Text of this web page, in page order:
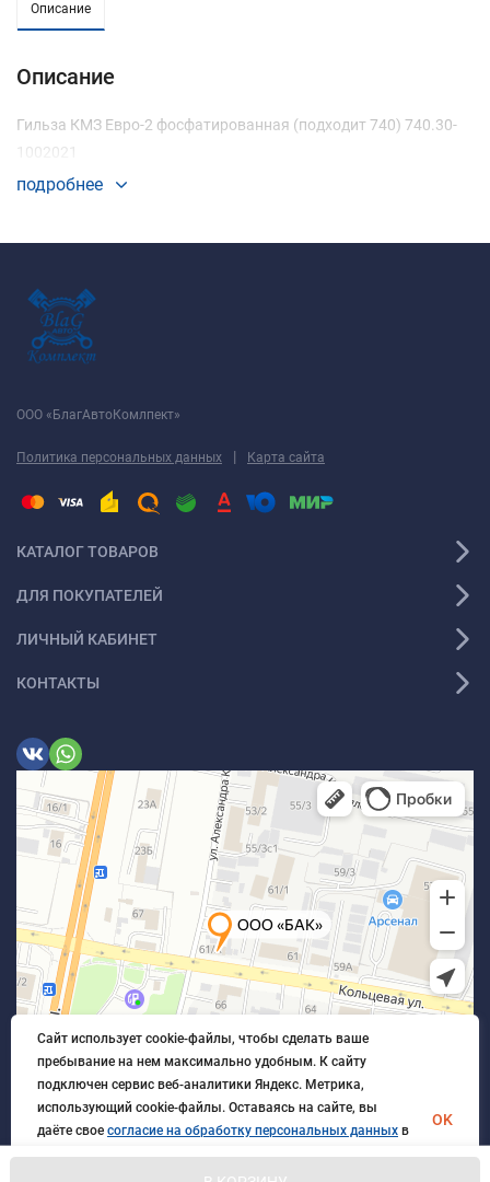
Описание
Описание
Гильза КМЗ Евро-2 фосфатированная (подходит 740) 740.30-
1002021
подробнее
ООО «БлагАвтоКомлпект»
Политика персональных данных | Карта сайта
КАТАЛОГ ТОВАРОВ
ДЛЯ ПОКУПАТЕЛЕЙ
ЛИЧНЫЙ КАБИНЕТ
КОНТАКТЫ
Сайт использует cookie-файлы, чтобы сделать ваше
пребывание на нем максимально удобным. К cайту
подключен сервис веб-аналитики Яндекс. Метрика,
использующий cookie-файлы. Оставаясь на сайте, вы
даёте свое согласие на обработку персональных данных в
порядке, указанном вПолитике обработки персональных
OK